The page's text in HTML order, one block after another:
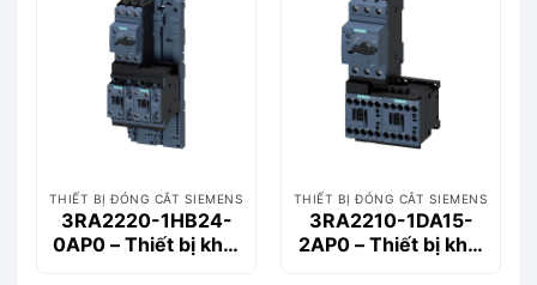
THIẾT BỊ ĐÓNG CẮT SIEMENS
3RA2220-1HB24-
0AP0 – Thiết bị khởi
THIẾT BỊ ĐÓNG CẮT SIEMENS
3RA2210-1DA15-
2AP0 – Thiết bị khởi